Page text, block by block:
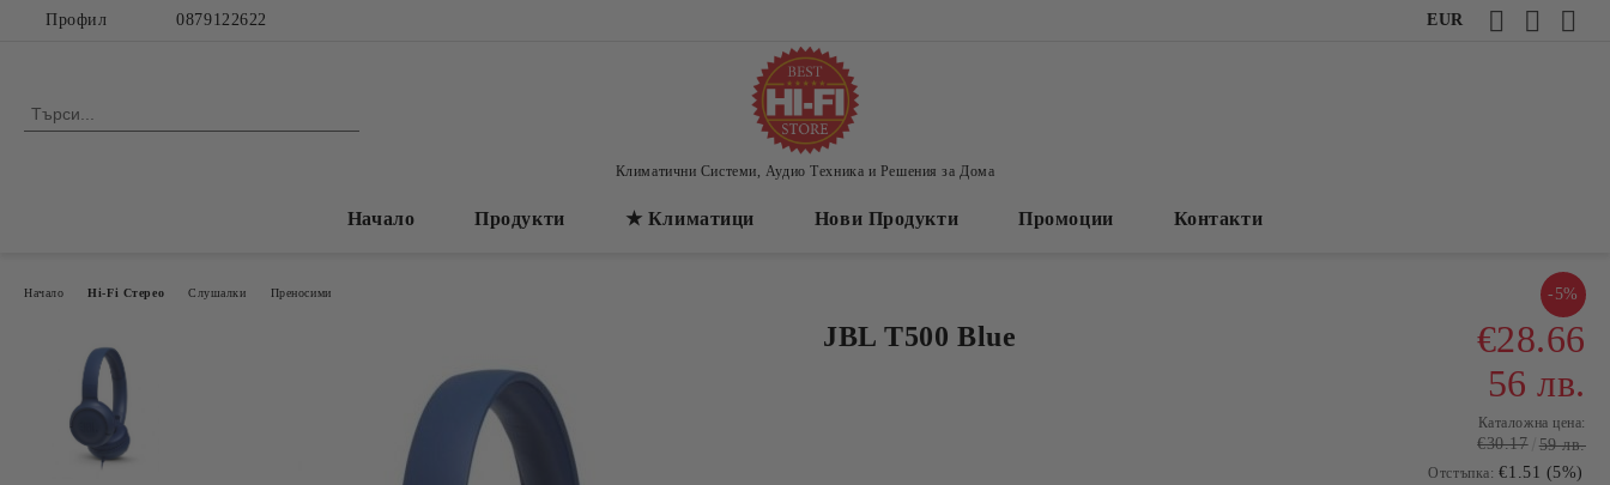
Профил 0879122622 EUR
Климатични Системи, Аудио Техника и Решения за Дома
Начало Продукти ★ Климатици Нови Продукти Промоции Контакти
Начало Hi-Fi Стерео Слушалки Преносими
JBL T500 Blue
-5%
€28.66
56 лв.
Каталожна цена:
€30.17 59 лв.
Отстъпка: €1.51 (5%)